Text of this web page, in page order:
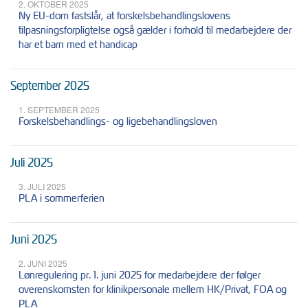
2. OKTOBER 2025
Ny EU-dom fastslår, at forskelsbehandlingslovens
tilpasningsforpligtelse også gælder i forhold til medarbejdere der
har et barn med et handicap
September 2025
1. SEPTEMBER 2025
Forskelsbehandlings- og ligebehandlingsloven
Juli 2025
3. JULI 2025
PLA i sommerferien
Juni 2025
2. JUNI 2025
Lønregulering pr. 1. juni 2025 for medarbejdere der følger
overenskomsten for klinikpersonale mellem HK/Privat, FOA og
PLA